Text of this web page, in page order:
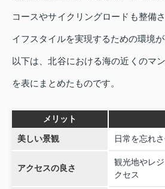
コースやサイクリングロードも整備
イフスタイルを実現するための環境が
以下は、北谷における海の近くのマ
を表にまとめたものです。
メリット
美しい景観 日常を忘れ
アクセスの良さ
観光地やレ
クセス